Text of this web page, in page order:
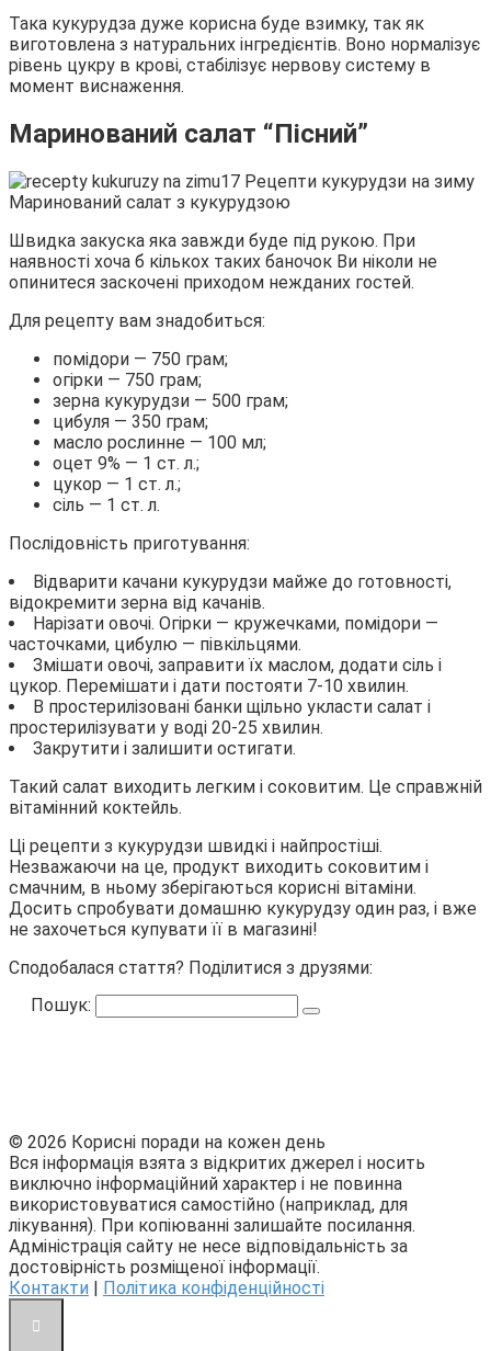
Така кукурудза дуже корисна буде взимку, так як
виготовлена з натуральних інгредієнтів. Воно нормалізує
рівень цукру в крові, стабілізує нервову систему в
момент виснаження.
Маринований салат “Пісний”
Маринований салат з кукурудзою
Швидка закуска яка завжди буде під рукою. При
наявності хоча б кількох таких баночок Ви ніколи не
опинитеся заскочені приходом нежданих гостей.
Для рецепту вам знадобиться:
помідори — 750 грам;
огірки — 750 грам;
зерна кукурудзи — 500 грам;
цибуля — 350 грам;
масло рослинне — 100 мл;
оцет 9% — 1 ст. л.;
цукор — 1 ст. л.;
сіль — 1 ст. л.
Послідовність приготування:
Відварити качани кукурудзи майже до готовності,
відокремити зерна від качанів.
Нарізати овочі. Огірки — кружечками, помідори —
часточками, цибулю — півкільцями.
Змішати овочі, заправити їх маслом, додати сіль і
цукор. Перемішати і дати постояти 7-10 хвилин.
В простерилізовані банки щільно укласти салат і
простерилізувати у воді 20-25 хвилин.
Закрутити і залишити остигати.
Такий салат виходить легким і соковитим. Це справжній
вітамінний коктейль.
Ці рецепти з кукурудзи швидкі і найпростіші.
Незважаючи на це, продукт виходить соковитим і
смачним, в ньому зберігаються корисні вітаміни.
Досить спробувати домашню кукурудзу один раз, і вже
не захочеться купувати її в магазині!
Сподобалася стаття? Поділитися з друзями:
Пошук:
© 2026 Корисні поради на кожен день
Вся інформація взята з відкритих джерел і носить
виключно інформаційний характер і не повинна
використовуватися самостійно (наприклад, для
лікування). При копіюванні залишайте посилання.
Адміністрація сайту не несе відповідальність за
достовірність розміщеної інформації.
Контакти
Політика конфіденційності